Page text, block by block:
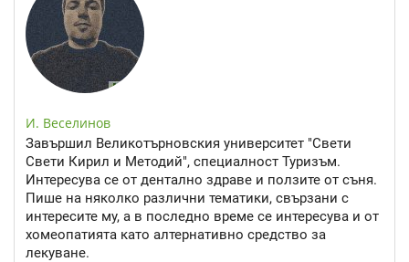
И. Веселинов
Завършил Великотърновския университет "Свети
Свети Кирил и Методий", специалност Туризъм.
Интересува се от дентално здраве и ползите от съня.
Пише на няколко различни тематики, свързани с
интересите му, а в последно време се интересува и от
хомеопатията като алтернативно средство за
лекуване.